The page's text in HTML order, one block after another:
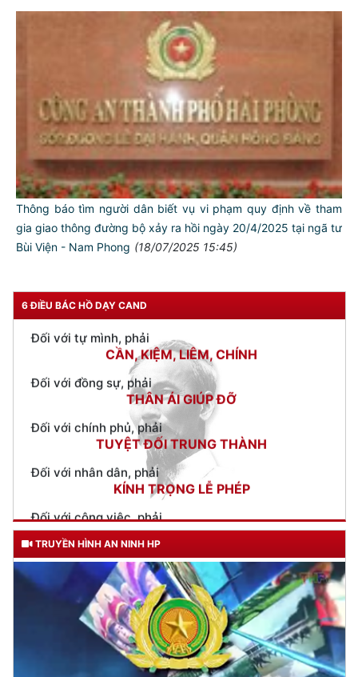
Thông báo tìm người dân biết vụ vi phạm quy định về tham
gia giao thông đường bộ xảy ra hồi ngày 20/4/2025 tại ngã tư
Bùi Viện - Nam Phong (18/07/2025 15:45)
6 ĐIỀU BÁC HỒ DẠY CAND
TƯ CÁCH
NGƯỜI CÔNG AN CÁCH MỆNH LÀ:
Đối với tự mình, phải
CẦN, KIỆM, LIÊM, CHÍNH
Đối với đồng sự, phải
THÂN ÁI GIÚP ĐỠ
Đối với chính phủ, phải
TUYỆT ĐỐI TRUNG THÀNH
Đối với nhân dân, phải
KÍNH TRỌNG LỄ PHÉP
Đối với công việc, phải
TẬN TỤY
Đối với địch, phải
CƯƠNG QUYẾT, KHÔN KHÉO
Trích thư Chủ tịch Hồ Chí Minh
gửi Công an Khu XII,
ngày 11 tháng 3 năm 1948.
TRUYỀN HÌNH AN NINH HP